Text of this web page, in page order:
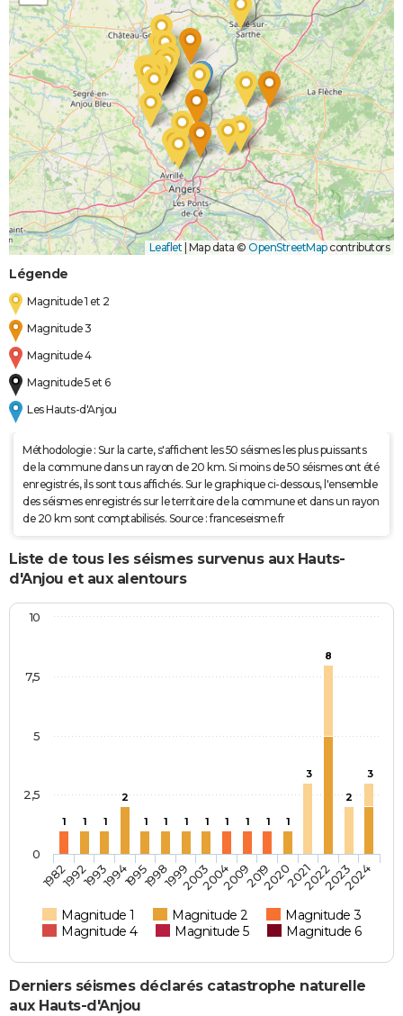
et/ou
Coulées de
Boue
Leaflet Map data © OpenStreetMapcontributors
Légende
Magnitude 1 et 2
Magnitude 3
Magnitude 4
Magnitude 5 et 6
Les Hauts-d'Anjou
Méthodologie : Sur la carte, s'affichent les 50 séismes les plus puissants
de la commune dans un rayon de 20 km. Si moins de 50 séismes ont été
enregistrés, ils sont tous affichés. Sur le graphique ci-dessous, l'ensemble
des séismes enregistrés sur le territoire de la commune et dans un rayon
de 20 km sont comptabilisés. Source : franceseisme.fr
Liste de tous les séismes survenus aux Hauts-
d'Anjou et aux alentours
1 1 1
2
1
1 1 1 1 1 1 1
3
8
2
3
Magnitude 1 Magnitude 2
Magnitude 3
Magnitude 4
Magnitude 5 Magnitude 6
1982199219931994199519981999200320042009201920202021202220232024
0
10
2,5
5
7,5
Derniers séismes déclarés catastrophe naturelle
aux Hauts-d'Anjou